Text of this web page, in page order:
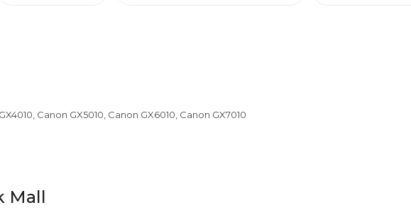
Canon GX5010, Canon GX6010, Canon GX7010
Mall